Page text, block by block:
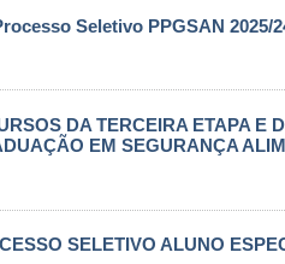
Seletivo PPGSAN 2025/
DA TERCEIRA ETAPA E
EM SEGURANÇA
SELETIVO ALUNO